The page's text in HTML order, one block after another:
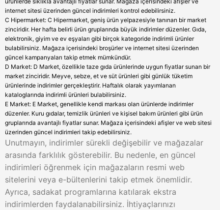
internet sitesi üzerinden güncel indirimleri kontrol edebilirsiniz.
C Hipermarket: C Hipermarket, geniş ürün yelpazesiyle tanınan bir market
zinciridir. Her hafta belirli ürün gruplarında büyük indirimler düzenler. Gıda,
elektronik, giyim ve ev eşyaları gibi birçok kategoride indirimli ürünler
bulabilirsiniz. Mağaza içerisindeki broşürler ve internet sitesi üzerinden
güncel kampanyaları takip etmek mümkündür.
D Market: D Market, özellikle taze gıda ürünlerinde uygun fiyatlar sunan bir
market zinciridir. Meyve, sebze, et ve süt ürünleri gibi günlük tüketim
ürünlerinde indirimler gerçekleştirir. Haftalık olarak yayımlanan
kataloglarında indirimli ürünleri bulabilirsiniz.
E Market: E Market, genellikle kendi markası olan ürünlerde indirimler
düzenler. Kuru gıdalar, temizlik ürünleri ve kişisel bakım ürünleri gibi ürün
gruplarında avantajlı fiyatlar sunar. Mağaza içerisindeki afişler ve web sitesi
üzerinden güncel indirimleri takip edebilirsiniz.
Unutmayın, indirimler sürekli değişebilir ve mağazalar
arasında farklılık gösterebilir. Bu nedenle, en güncel
indirimleri öğrenmek için mağazaların resmi web
sitelerini veya e-bültenlerini takip etmek önemlidir.
Ayrıca, sadakat programlarına katılarak ekstra
indirimlerden faydalanabilirsiniz. İhtiyaçlarınızı